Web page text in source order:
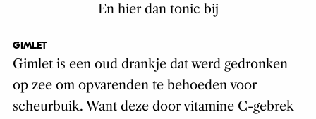
En hier dan tonic bij
GIMLET
Gimlet is een oud drankje dat werd gedronken
op zee om opvarenden te behoeden voor
scheurbuik. Want deze door vitamine C-gebrek